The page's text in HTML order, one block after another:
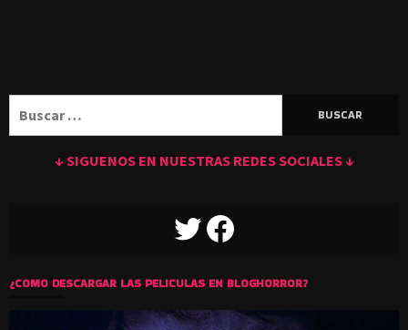
↓ SIGUENOS EN NUESTRAS REDES SOCIALES ↓
TWITTERFACEBOOK
¿COMO DESCARGAR LAS PELICULAS EN BLOGHORROR?